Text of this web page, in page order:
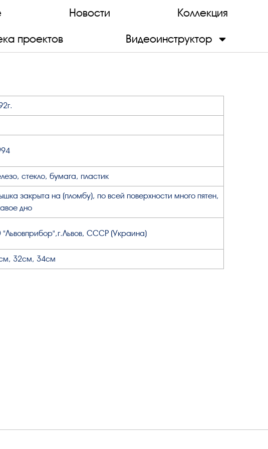
Новости Коллекция
проектов Видеоинструктор
стекло, бумага, пластик
закрыта на (пломбу), по всей поверхности много пятен,
дно
СССР (Украина)
32см, 34см